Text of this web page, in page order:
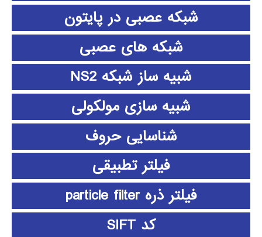
شبکه عصبی در پایتون
شبکه های عصبی
شبیه ساز شبکه NS2
شبیه سازی مولکولی
شناسایی حروف
فیلتر تطبیقی
فیلتر ذره particle filter
کد SIFT